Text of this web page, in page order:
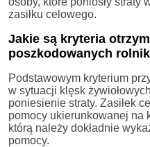
zasiłku celowego.
Jakie są kryteria
poszkodowanych
Podstawowym kryterium
w sytuacji klęsk
poniesienie straty. Zasiłek
pomocy ukierunkowanej na
którą należy dokładnie
pomocy.